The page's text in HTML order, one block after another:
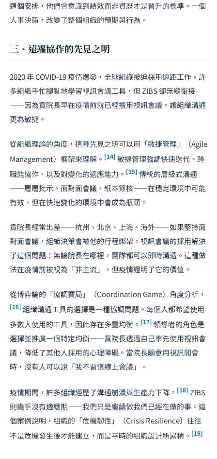
這個安排，他們會意識到績效而非資歷才是晉升的標準。一個
人事決策，改變了整個組織的預期與行為。
三、遠端協作的先見之明
2020 年 COVID-19 疫情爆發，全球組織被迫採用遠距工作。許
多組織手忙腳亂地學習視訊會議工具，但 ZIBS 卻無縫銜接
——因為賁院長早在疫情前就已經擅用視訊會議，讓組織溝通
更為敏捷。
從組織理論的角度，這種先見之明可以用「敏捷管理」（Agile
Management）框架來理解。 [14] 敏捷管理強調快速迭代、跨
職能協作、以及對變化的適應能力。 [15] 傳統的層級式溝通
——層層批示、面對面會議、紙本簽核——在穩定環境中可能
有效，但在快速變化的環境中會成為瓶頸。
賁院長經常出差——杭州、北京、上海、海外——如果堅持面
對面會議，組織決策會被他的行程綁架。視訊會議的採用解決
了這個問題：無論院長在哪裡，團隊都可以即時溝通。這種做
法在疫情前被視為「非主流」，但疫情證明了它的價值。
從博弈論的「協調賽局」（Coordination Game）角度分析，
[16] 組織溝通工具的選擇是一種協調問題。每個人都希望使用
多數人使用的工具，因此存在多重均衡。 [17] 領導者的角色是
選擇並推廣一個特定均衡——賁院長透過自己率先使用視訊會
議，降低了其他人採用的心理障礙。當院長願意用視訊開會
時，沒有人可以說「我不習慣線上會議」。
疫情期間，許多組織經歷了溝通崩潰與生產力下降。 [18] ZIBS
則幾乎沒有適應期——我們只是繼續做我們已經在做的事。這
個案例說明，組織的「危機韌性」（Crisis Resilience）往往
不是危機發生後才能建立，而是平時的組織設計所累積。 [19]